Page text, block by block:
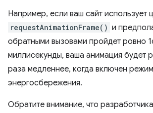
Например, если ваш сайт использует
requestAnimationFrame() и
обратными вызовами пройдет ровно
миллисекунды, ваша анимация будет
раза медленнее, когда включен режим
энергосбережения.
Обратите внимание, что